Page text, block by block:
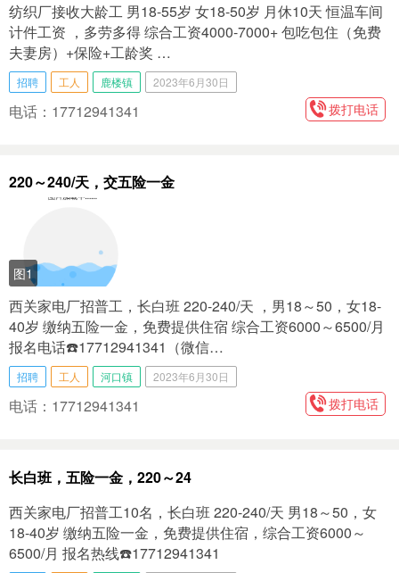
纺织厂接收大龄工 男18-55岁 女18-50岁 月休10天 恒温车间
计件工资 ，多劳多得 综合工资4000-7000+ 包吃包住（免费
夫妻房）+保险+工龄奖 …
招聘 工人 鹿楼镇 2023年6月30日
电话：17712941341 拨打电话
220～240/天，交五险一金
图1
西关家电厂招普工，长白班 220-240/天 ，男18～50，女18-
40岁 缴纳五险一金，免费提供住宿 综合工资6000～6500/月
报名电话☎️17712941341（微信…
招聘 工人 河口镇 2023年6月30日
电话：17712941341 拨打电话
长白班，五险一金，220～24
西关家电厂招普工10名，长白班 220-240/天 男18～50，女
18-40岁 缴纳五险一金，免费提供住宿，综合工资6000～
6500/月 报名热线☎️17712941341